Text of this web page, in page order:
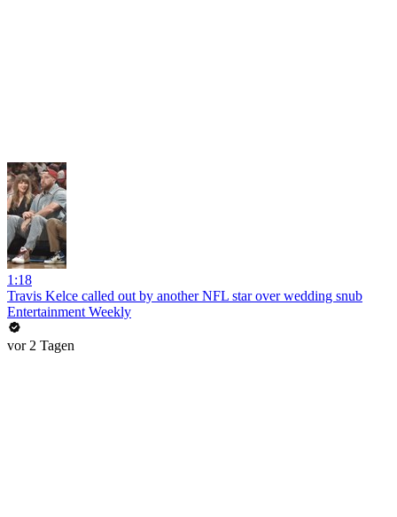
1:18
Travis Kelce called out by another NFL star over wedding snub
Entertainment Weekly
vor 2 Tagen